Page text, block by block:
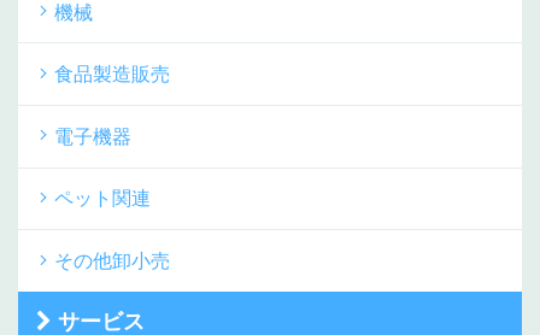
機械
食品製造販売
電子機器
ペット関連
その他卸小売
サービス